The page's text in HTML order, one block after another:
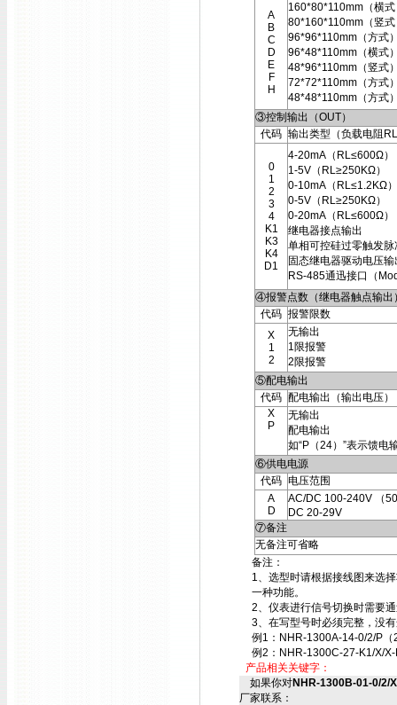
A
B
C
D
E
F
H
160*80*110mm（横式
80*160*110mm（竖式
96*96*110mm（方式
96*48*110mm（横式
48*96*110mm（竖式
72*72*110mm（方式
48*48*110mm（方式
③控制输出（OUT）
代码 输出类型（负载电阻
0
1
2
3
4
K1
K3
K4
D1
4-20mA（RL≤600Ω）
1-5V（RL≥250KΩ）
0-10mA（RL≤1.2KΩ）
0-5V（RL≥250KΩ）
0-20mA（RL≤600Ω）
继电器接点输出
单相可控硅过零触发脉
固态继电器驱动电压输
RS-485通迅接口（
④报警点数（继电器触点输出
代码 报警限数
X
1
2
无输出
1限报警
2限报警
⑤配电输出
代码 配电输出（输出电压）
X
P
无输出
配电输出
如“P（24）”表示馈电
⑥供电电源
代码 电压范围
A
D
AC/DC 100-240V （
DC 20-29V
⑦备注
无备注可省略
备注：
1、选型时请根据接线图来选
一种功能。
2、仪表进行信号切换时需要
3、在写型号时必须完整，没
例1：NHR-1300A-14-0/2/P（
例2：NHR-1300C-27-K1/X/X-
产品相关关键字：
如果你对NHR-1300B-01-0/2/
厂家联系：